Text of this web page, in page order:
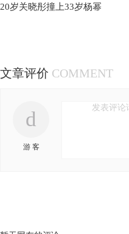
20岁关晓彤撞上33岁杨幂
文章评价 COMMENT
d
游 客
发表评论